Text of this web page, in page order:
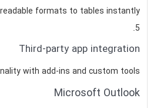
formats to tables instantly.
Third-party app integration
with add-ins and custom tools.
Microsoft Outlook